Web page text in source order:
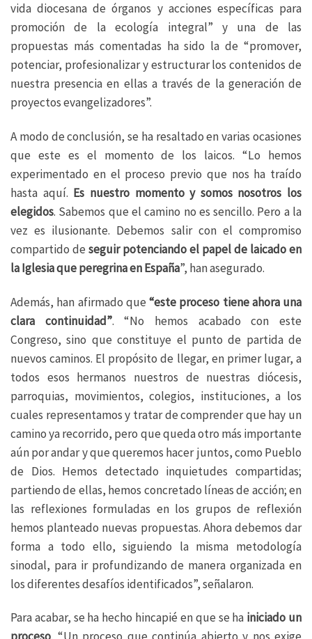
vida diocesana de órganos y acciones específicas para
promoción de la ecología integral” y una de las
propuestas más comentadas ha sido la de “promover,
potenciar, profesionalizar y estructurar los contenidos de
nuestra presencia en ellas a través de la generación de
proyectos evangelizadores”.
A modo de conclusión, se ha resaltado en varias ocasiones
que este es el momento de los laicos. “Lo hemos
experimentado en el proceso previo que nos ha traído
hasta aquí. Es nuestro momento y somos nosotros los
elegidos. Sabemos que el camino no es sencillo. Pero a la
vez es ilusionante. Debemos salir con el compromiso
compartido deseguir potenciando el papel de laicado en
la Iglesia que peregrina en España”, han asegurado.
Además, han afirmado que“este proceso tiene ahora una
clara continuidad”. “No hemos acabado con este
Congreso, sino que constituye el punto de partida de
nuevos caminos. El propósito de llegar, en primer lugar, a
todos esos hermanos nuestros de nuestras diócesis,
parroquias, movimientos, colegios, instituciones, a los
cuales representamos y tratar de comprender que hay un
camino ya recorrido, pero que queda otro más importante
aún por andar y que queremos hacer juntos, como Pueblo
de Dios. Hemos detectado inquietudes compartidas;
partiendo de ellas, hemos concretado líneas de acción; en
las reflexiones formuladas en los grupos de reflexión
hemos planteado nuevas propuestas. Ahora debemos dar
forma a todo ello, siguiendo la misma metodología
sinodal, para ir profundizando de manera organizada en
los diferentes desafíos identificados”, señalaron.
Para acabar, se ha hecho hincapié en que se ha iniciado un